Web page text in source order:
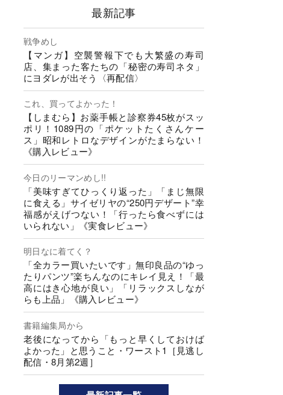
最新記事
戦争めし
【マンガ】空襲警報下でも大繁盛の寿司
店、集まった客たちの「秘密の寿司ネタ」
にヨダレが出そう〈再配信〉
これ、買ってよかった！
【しまむら】お薬手帳と診察券45枚がスッ
ポリ！1089円の「ポケットたくさんケー
ス」昭和レトロなデザインがたまらない！
《購入レビュー》
今日のリーマンめし!!
「美味すぎてひっくり返った」「まじ無限
に食える」サイゼリヤの“250円デザート”幸
福感がえげつない！「行ったら食べずには
いられない」《実食レビュー》
明日なに着てく？
「全カラー買いたいです」無印良品の“ゆっ
たりパンツ”楽ちんなのにキレイ見え！「最
高にはき心地が良い」「リラックスしなが
らも上品」《購入レビュー》
書籍編集局から
老後になってから「もっと早くしておけば
よかった」と思うこと・ワースト1［見逃し
配信・8月第2週］